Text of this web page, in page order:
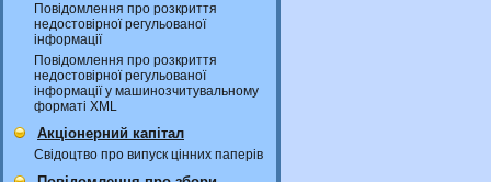
Повідомлення про розкриття
недостовірної регульованої
інформації
Повідомлення про розкриття
недостовірної регульованої
інформації у машинозчитувальному
форматі XML
Акціонерний капітал
Свідоцтво про випуск цінних паперів